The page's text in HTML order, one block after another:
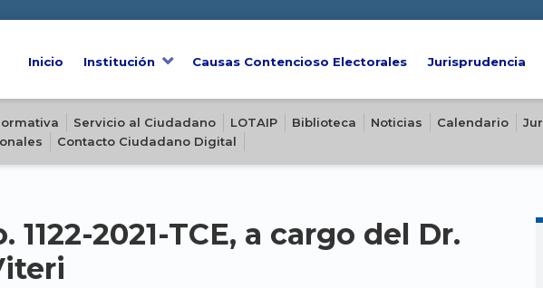
Inicio Institución Causas Contencioso Electorales Jurisprudencia
Servicio al Ciudadano LOTAIP Biblioteca Noticias Calendario
Contacto Ciudadano Digital
1122-2021-TCE, a cargo del Dr.